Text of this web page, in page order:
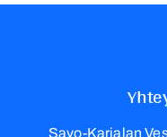
Savo-Karjalan